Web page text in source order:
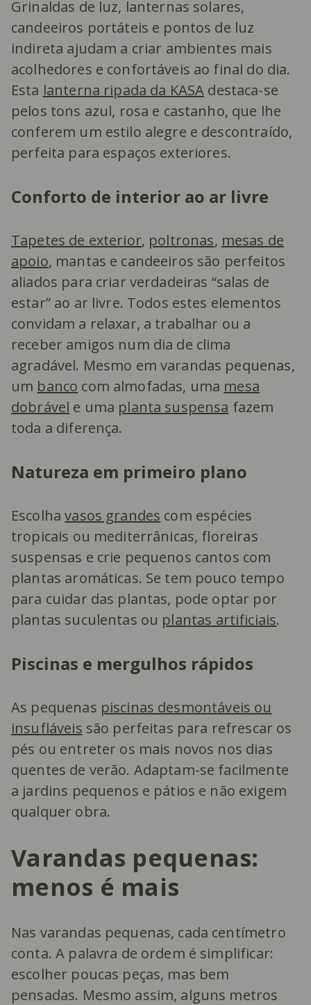
Grinaldas de luz, lanternas solares,
candeeiros portáteis e pontos de luz
indireta ajudam a criar ambientes mais
acolhedores e confortáveis ao final do dia.
Esta lanterna ripada da KASA destaca-se
pelos tons azul, rosa e castanho, que lhe
conferem um estilo alegre e descontraído,
perfeita para espaços exteriores.
Conforto de interior ao ar livre
Tapetes de exterior, poltronas, mesas de
apoio, mantas e candeeiros são perfeitos
aliados para criar verdadeiras “salas de
estar” ao ar livre. Todos estes elementos
convidam a relaxar, a trabalhar ou a
receber amigos num dia de clima
agradável. Mesmo em varandas pequenas,
um banco com almofadas, uma mesa
dobrável e uma planta suspensa fazem
toda a diferença.
Natureza em primeiro plano
Escolhavasos grandes com espécies
tropicais ou mediterrânicas, floreiras
suspensas e crie pequenos cantos com
plantas aromáticas. Se tem pouco tempo
para cuidar das plantas, pode optar por
plantas suculentas ou plantas artificiais.
Piscinas e mergulhos rápidos
As pequenas piscinas desmontáveis ou
insufláveis são perfeitas para refrescar os
pés ou entreter os mais novos nos dias
quentes de verão. Adaptam-se facilmente
a jardins pequenos e pátios e não exigem
qualquer obra.
Varandas pequenas:
menos é mais
Nas varandas pequenas, cada centímetro
conta. A palavra de ordem é simplificar:
escolher poucas peças, mas bem
pensadas. Mesmo assim, alguns metros